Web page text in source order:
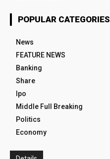
POPULAR CATEGORIES
News
FEATURE NEWS
Banking
Share
Ipo
Middle Full Breaking
Politics
Economy